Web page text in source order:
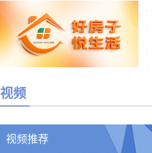
视频
视频推荐